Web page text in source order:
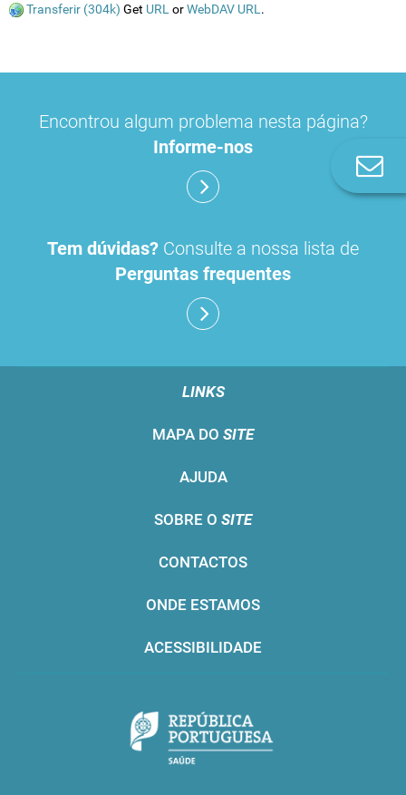
Transferir (304k) Get URL orWebDAV URL .
Encontrou algum problema nesta página?
Informe-nos
Tem dúvidas? Consulte a nossa lista de
Perguntas frequentes
LINKS
MAPA DO SITE
AJUDA
SOBRE O SITE
CONTACTOS
ONDE ESTAMOS
ACESSIBILIDADE